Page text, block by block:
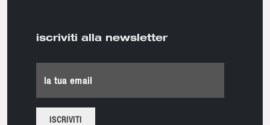
iscriviti alla newsletter
la tua email